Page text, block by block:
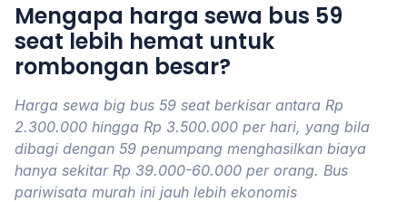
Mengapa harga sewa bus 59
seat lebih hemat untuk
rombongan besar?
Harga sewa big bus 59 seat berkisar antara Rp
2.300.000 hingga Rp 3.500.000 per hari, yang bila
dibagi dengan 59 penumpang menghasilkan biaya
hanya sekitar Rp 39.000-60.000 per orang. Bus
pariwisata murah ini jauh lebih ekonomis